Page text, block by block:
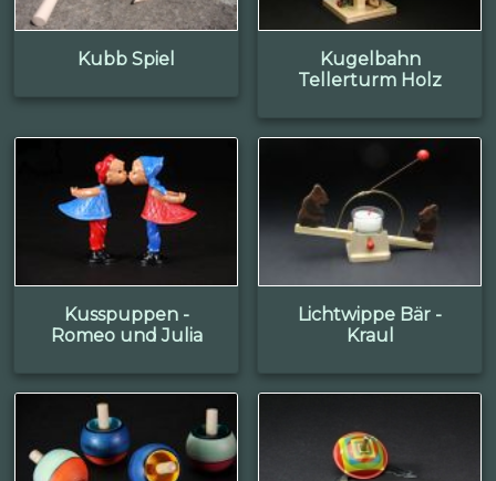
Kubb Spiel
Kugelbahn
Tellerturm Holz
Kusspuppen -
Romeo und Julia
Lichtwippe Bär -
Kraul